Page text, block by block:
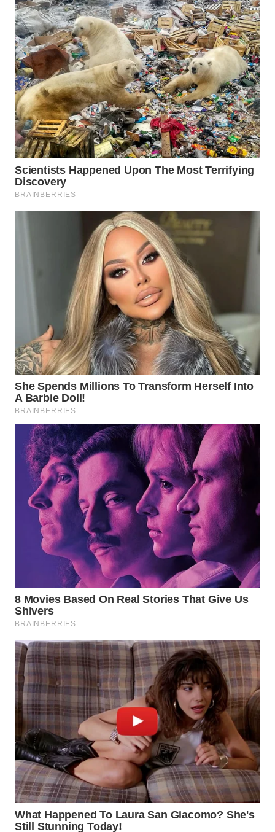
SUMEDANG
WN
CIANJUR
WN
KEPULAUAN
SERIBU
WN
TANGERANG
WN
INDRAMAYU
WN
KUNINGAN
WN
MAJALENGKA
WN
SUBANG
WN
SUKABUMI
WN
PURWAKARTA
WN
PRIANGAN
WN
SEMARANG
WN
SOLO
WN
BOROBUDUR
WN
MADURA
WN
SURABAYA